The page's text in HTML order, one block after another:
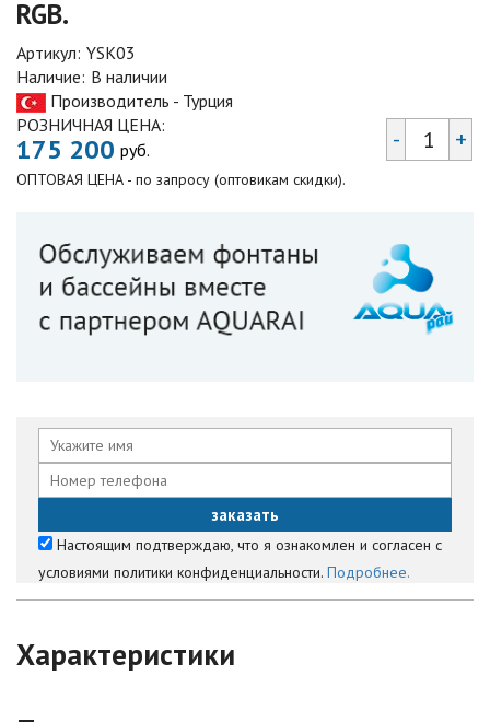
RGB.
Артикул: YSK03
Наличие: В наличии
Производитель - Турция
РОЗНИЧНАЯ ЦЕНА:
175 200 руб.
ОПТОВАЯ ЦЕНА - по запросу (оптовикам скидки).
- +
Настоящим подтверждаю, что я ознакомлен и согласен с
условиями политики конфиденциальности. Подробнее.
Характеристики